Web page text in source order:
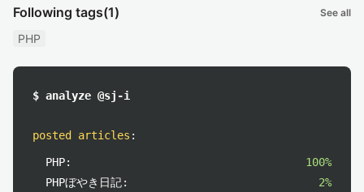
Following tags(1) See all
PHP
$ analyze @sj-i
posted articles :
PHP:
100%
PHPぼやき日記:
2%